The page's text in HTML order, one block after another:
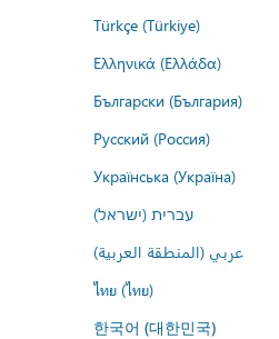
Türkçe (Türkiye)
Ελληνικά (Ελλάδα)
Български (България)
Русский (Россия)
Українська (Україна)
עברית (ישראל)
عربي (المنطقة العربية)
ไทย (ไทย)
한국어 (대한민국)